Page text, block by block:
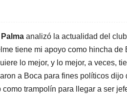
analizó la actualidad del
tiene mi apoyo como hincha
lo mejor, y lo mejor, a veces,
a Boca para fines políticos dijo
como trampolín para llegar a ser